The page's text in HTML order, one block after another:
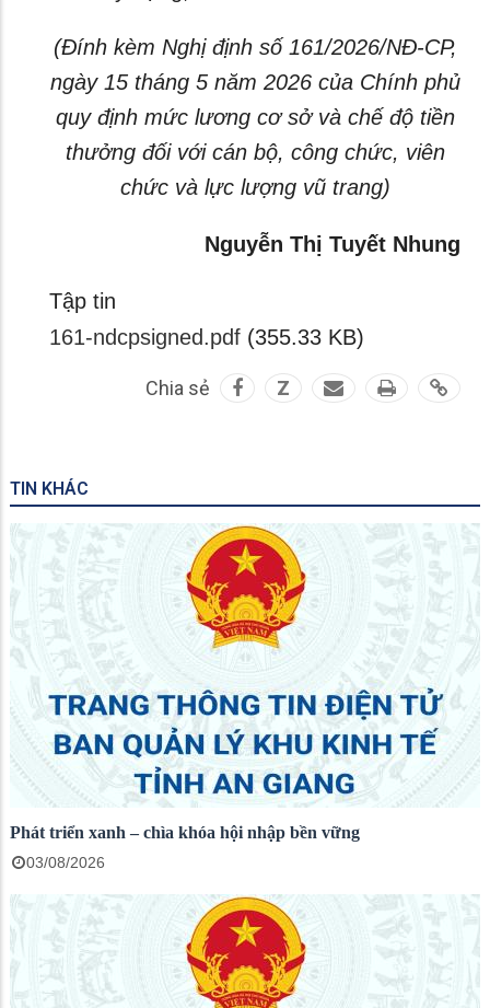
(Đính kèm Nghị định số 161/2026/NĐ-CP,
ngày 15 tháng 5 năm 2026 của Chính phủ
quy định mức lương cơ sở và chế độ tiền
thưởng đối với cán bộ, công chức, viên
chức và lực lượng vũ trang)
Nguyễn Thị Tuyết Nhung
Tập tin
161-ndcpsigned.pdf (355.33 KB)
Chia sẻ Z
TIN KHÁC
Phát triển xanh – chìa khóa hội nhập bền vững
03/08/2026